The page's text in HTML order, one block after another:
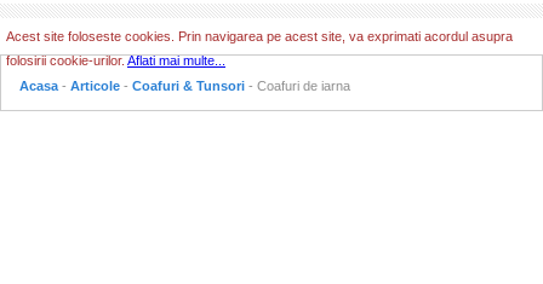
Acest site foloseste cookies. Prin navigarea pe acest site, va exprimati acordul asupra
folosirii cookie-urilor.Aflati mai multe...
Acasa - Articole - Coafuri & Tunsori - Coafuri de iarna